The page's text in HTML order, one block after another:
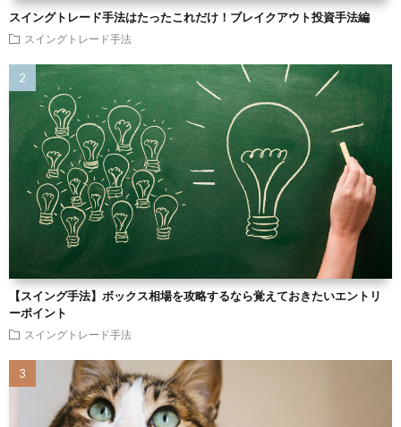
スイングトレード手法はたったこれだけ！ブレイクアウト投資手法編
スイングトレード手法
【スイング手法】ボックス相場を攻略するなら覚えておきたいエントリ
ーポイント
スイングトレード手法